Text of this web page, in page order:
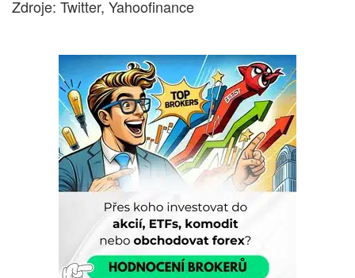
Zdroje: Twitter, Yahoofinance